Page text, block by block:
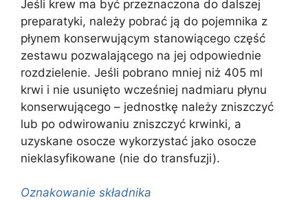
Jeśli krew ma być przeznaczona do dalszej
preparatyki, należy pobrać ją do pojemnika z
płynem konserwującym stanowiącego część
zestawu pozwalającego na jej odpowiednie
rozdzielenie. Jeśli pobrano mniej niż 405 ml
krwi i nie usunięto wcześniej nadmiaru płynu
konserwującego – jednostkę należy zniszczyć
lub po odwirowaniu zniszczyć krwinki, a
uzyskane osocze wykorzystać jako osocze
nieklasyfikowane (nie do transfuzji).
Oznakowanie składnika